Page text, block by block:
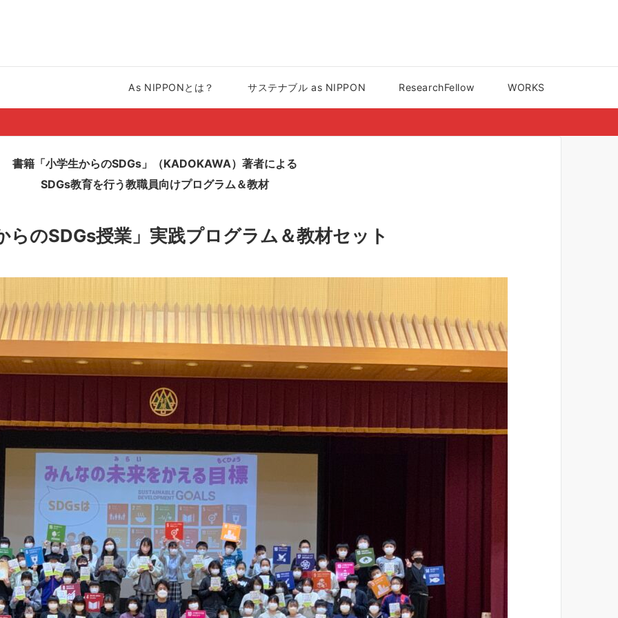
As NIPPONとは？ サステナブル as NIPPON ResearchFellow WORKS
書籍「小学生からのSDGs」（KADOKAWA）著者による
SDGs教育を行う教職員向けプログラム＆教材
らのSDGs授業」実践プログラム＆教材セット